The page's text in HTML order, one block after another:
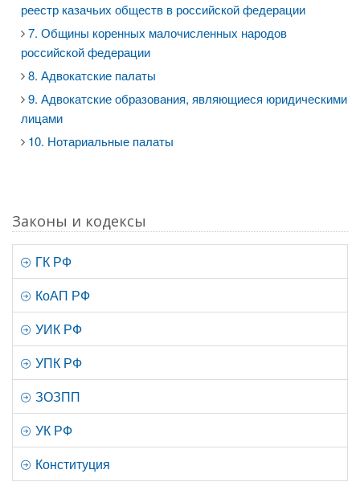
реестр казачьих обществ в российской федерации
7. Общины коренных малочисленных народов
российской федерации
8. Адвокатские палаты
9. Адвокатские образования, являющиеся юридическими
лицами
10. Нотариальные палаты
Законы и кодексы
ГК РФ
КоАП РФ
УИК РФ
УПК РФ
ЗОЗПП
УК РФ
Конституция